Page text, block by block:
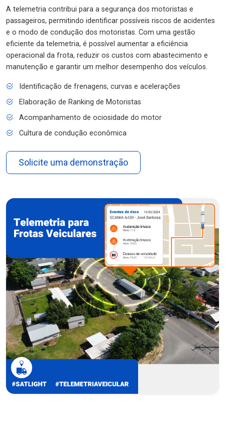
A telemetria contribui para a segurança dos motoristas e
passageiros, permitindo identificar possíveis riscos de acidentes
e o modo de condução dos motoristas. Com uma gestão
eficiente da telemetria, é possível aumentar a eficiência
operacional da frota, reduzir os custos com abastecimento e
manutenção e garantir um melhor desempenho dos veículos.
Identificação de frenagens, curvas e acelerações
Elaboração de Ranking de Motoristas
Acompanhamento de ociosidade do motor
Cultura de condução econômica
Solicite uma demonstração